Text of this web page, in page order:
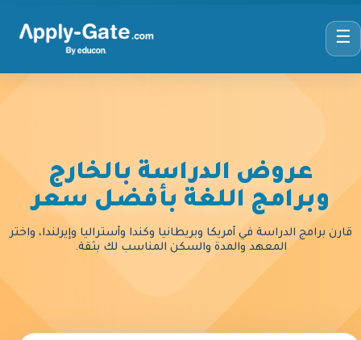
☰
عروض الدراسة بالخارج
وبرامج اللغة بأفضل سعر
قارن برامج الدراسة في أمريكا وبريطانيا وكندا وأستراليا وإيرلندا، واختر
المعهد والمدة والسكن المناسب لك بثقة.